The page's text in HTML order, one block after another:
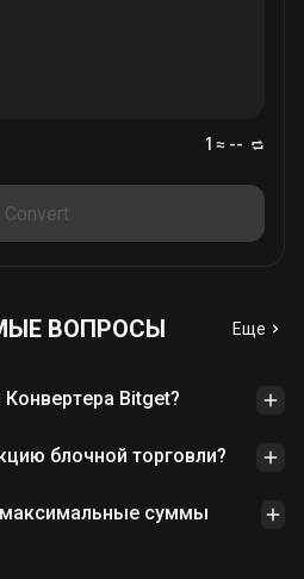
1 ≈ --
Convert
ВОПРОСЫ Еще
Bitget?
блочной торговли?
суммы